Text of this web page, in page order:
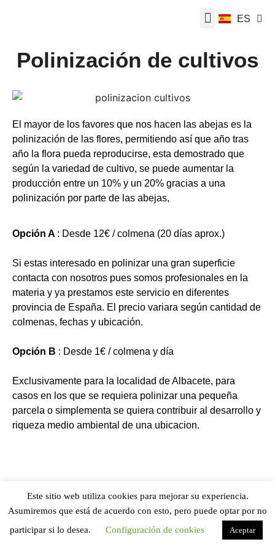
ES
EN
Polinización de cultivos
El mayor de los favores que nos hacen las abejas es la
polinización de las flores, permitiendo así que año tras
año la flora pueda reproducirse, esta demostrado que
según la variedad de cultivo, se puede aumentar la
producción entre un 10% y un 20% gracias a una
polinización por parte de las abejas,
Opción A : Desde 12€ / colmena (20 días aprox.)
Si estas interesado en polinizar una gran superficie
contacta con nosotros pues somos profesionales en la
materia y ya prestamos este servicio en diferentes
provincia de España. El precio variara según cantidad de
colmenas, fechas y ubicación.
Opción B : Desde 1€ / colmena y día
Exclusivamente para la localidad de Albacete, para
casos en los que se requiera polinizar una pequeña
parcela o simplementa se quiera contribuir al desarrollo y
riqueza medio ambiental de una ubicacion.
Este sitio web utiliza cookies para mejorar su experiencia.
Asumiremos que está de acuerdo con esto, pero puede optar por no
participar si lo desea.
Configuración de cookies Aceptar